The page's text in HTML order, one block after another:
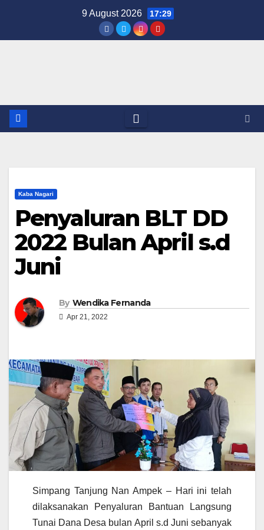
9 August 2026 17:29
Kaba Nagari
Penyaluran BLT DD
2022 Bulan April s.d
Juni
By Wendika Fernanda
Apr 21, 2022
Simpang Tanjung Nan Ampek – Hari ini telah
dilaksanakan Penyaluran Bantuan Langsung
Tunai Dana Desa bulan April s.d Juni sebanyak